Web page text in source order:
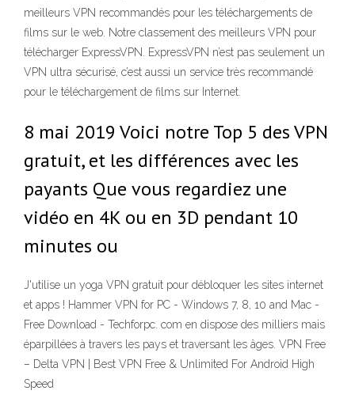
meilleurs VPN recommandés pour les téléchargements de
films sur le web. Notre classement des meilleurs VPN pour
télécharger ExpressVPN. ExpressVPN n’est pas seulement un
VPN ultra sécurisé, c’est aussi un service très recommandé
pour le téléchargement de films sur Internet.
8 mai 2019 Voici notre Top 5 des VPN
gratuit, et les différences avec les
payants Que vous regardiez une
vidéo en 4K ou en 3D pendant 10
minutes ou
J'utilise un yoga VPN gratuit pour débloquer les sites internet
et apps ! Hammer VPN for PC - Windows 7, 8, 10 and Mac -
Free Download - Techforpc. com en dispose des milliers mais
éparpillées à travers les pays et traversant les âges. VPN Free
– Delta VPN | Best VPN Free & Unlimited For Android High
Speed